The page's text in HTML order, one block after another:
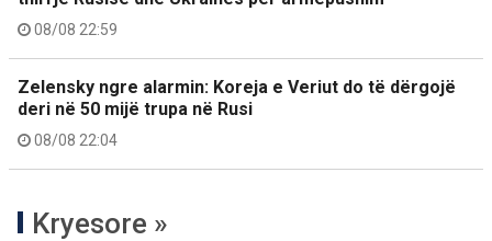
08/08 22:59
Zelensky ngre alarmin: Koreja e Veriut do të dërgojë
deri në 50 mijë trupa në Rusi
08/08 22:04
Kryesore »